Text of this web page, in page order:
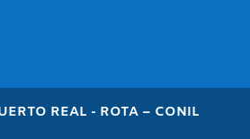
REAL - ROTA – CONIL